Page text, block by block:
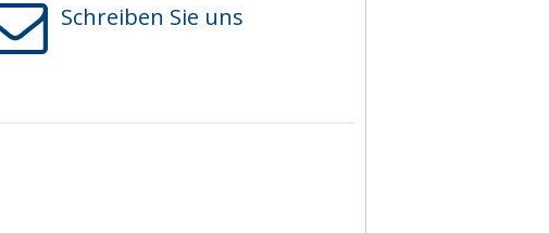
Schreiben Sie uns